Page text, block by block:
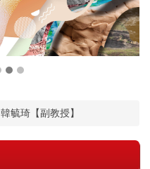
韓毓琦【副教授】